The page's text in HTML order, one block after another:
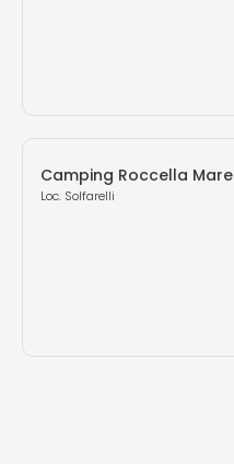
Camping Roccella Mare
Loc. Solfarelli